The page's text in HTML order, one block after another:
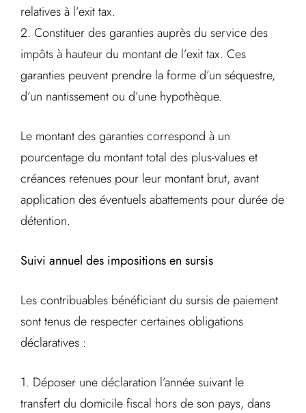
relatives à l’exit tax.
2. Constituer des garanties auprès du service des
impôts à hauteur du montant de l’exit tax. Ces
garanties peuvent prendre la forme d’un séquestre,
d’un nantissement ou d’une hypothèque.
Le montant des garanties correspond à un
pourcentage du montant total des plus-values et
créances retenues pour leur montant brut, avant
application des éventuels abattements pour durée de
détention.
Suivi annuel des impositions en sursis
Les contribuables bénéficiant du sursis de paiement
sont tenus de respecter certaines obligations
déclaratives :
1. Déposer une déclaration l’année suivant le
transfert du domicile fiscal hors de son pays, dans